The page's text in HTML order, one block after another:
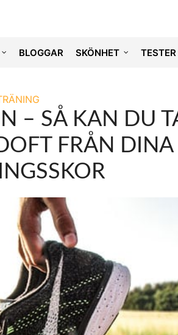
BLOGGAR SKÖNHET TESTER
– SÅ KAN DU
FRÅN DINA